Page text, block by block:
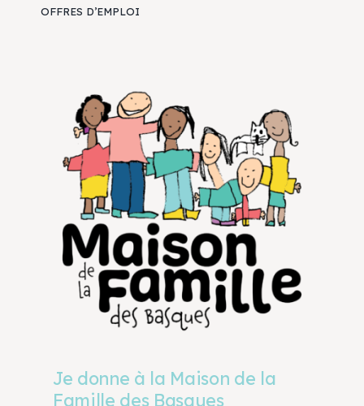
OFFRES D’EMPLOI
Je donne à la Maison de la
Famille des Basques